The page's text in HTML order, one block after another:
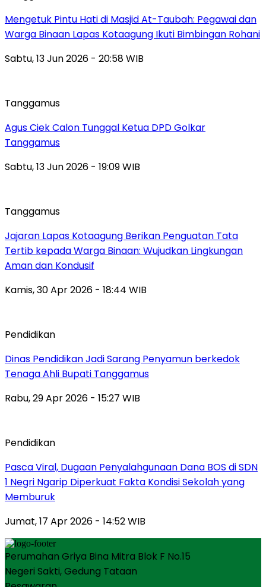
Mengetuk Pintu Hati di Masjid At-Taubah: Pegawai dan
Warga Binaan Lapas Kotaagung Ikuti Bimbingan Rohani
Sabtu, 13 Jun 2026 - 20:58 WIB
Tanggamus
Agus Ciek Calon Tunggal Ketua DPD Golkar
Tanggamus
Sabtu, 13 Jun 2026 - 19:09 WIB
Tanggamus
Jajaran Lapas Kotaagung Berikan Penguatan Tata
Tertib kepada Warga Binaan: Wujudkan Lingkungan
Aman dan Kondusif
Kamis, 30 Apr 2026 - 18:44 WIB
Pendidikan
Dinas Pendidikan Jadi Sarang Penyamun berkedok
Tenaga Ahli Bupati Tanggamus
Rabu, 29 Apr 2026 - 15:27 WIB
Pendidikan
Pasca Viral, Dugaan Penyalahgunaan Dana BOS di SDN
1 Negri Ngarip Diperkuat Fakta Kondisi Sekolah yang
Memburuk
Jumat, 17 Apr 2026 - 14:52 WIB
Perumahan Griya Bina Mitra Blok F No.15
Negeri Sakti, Gedung Tataan